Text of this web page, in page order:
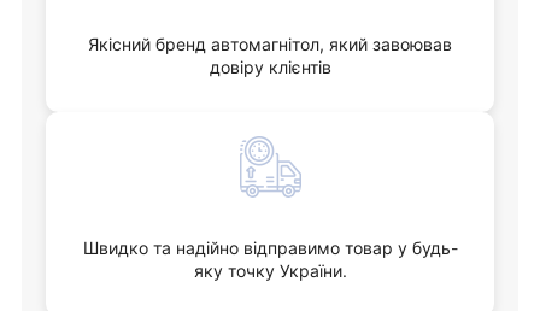
Якісний бренд автомагнітол, який завоював
довіру клієнтів
Швидко та надійно відправимо товар у будь-
яку точку України.